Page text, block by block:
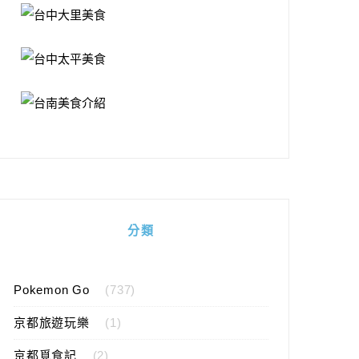
分類
Pokemon Go (737)
京都旅遊玩樂 (1)
京都覓食記 (2)